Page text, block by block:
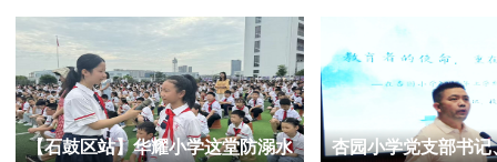
【石鼓区站】华耀小学这堂防溺水
杏园小学党支部书记